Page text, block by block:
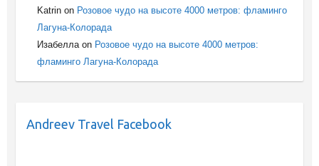
Katrinon Розовое чудо на высоте 4000 метров: фламинго
Лагуна-Колорада
Изабеллаon Розовое чудо на высоте 4000 метров:
фламинго Лагуна-Колорада
Andreev Travel Facebook